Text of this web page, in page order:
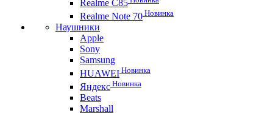
Realme C85
Realme Note 70 Новинка
Наушники
Apple
Sony
Samsung
HUAWEI Новинка
Яндекс Новинка
Beats
Marshall